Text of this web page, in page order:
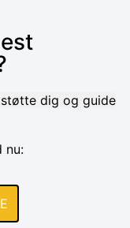
dig og guide
nu: